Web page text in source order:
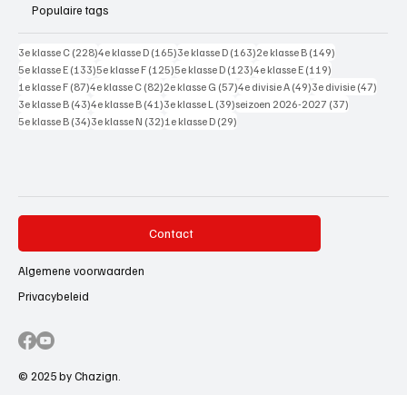
Populaire tags
3e klasse C (228)228 posts
4e klasse D (165)165 posts
3e klasse D (163)163 posts
2e klasse B (149)
5e klasse E (133)133 posts
5e klasse F (125)125 posts
5e klasse D (123)123 posts
4e klasse E (119)
1e klasse F (87)87 posts
4e klasse C (82)82 posts
2e klasse G (57)57 posts
4e divisie A (49)49 posts
3e divisie (47)
3e klasse B (43)43 posts
4e klasse B (41)41 posts
3e klasse L (39)39 posts
seizoen 2026-2027 (37)
5e klasse B (34)34 posts
3e klasse N (32)32 posts
1e klasse D (29)
Contact
Algemene voorwaarden
Privacybeleid
© 2025 by Chazign.